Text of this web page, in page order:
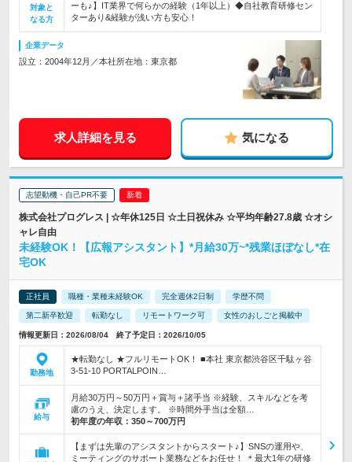
対象と
なる方
ーも♪】IT業界で何らかの経験（1年以上）◆自社教育研修セン
ターあり&経験が浅い方も安心！
企業データ
設立：2004年12月／本社所在地：東京都
求人詳細を見る 気になる
志望動機・自己PR不要
株式会社プログレス | ☆年休125日 ☆土日祝休み ☆平均年齢27.8歳 ☆オシ
ャレ自由
未経験OK！【広報アシスタント】*月給30万~*残業ほぼなし*在
宅OK
正社員 職種・業種未経験OK 完全週休2日制 学歴不問
第二新卒歓迎 転勤なし リモートワーク可 女性のおしごと掲載中
情報更新日：2026/08/04 終了予定日：2026/10/05
勤務地
★転勤なし ★フルリモートOK！ ■本社 東京都渋谷区千駄ヶ谷
3-51-10 PORTALPOIN…
給与
月給30万円～50万円＋賞与＋諸手当 ※経験、スキルなどを考
慮のうえ、決定します。 ※時間外手当は全額…
初年度の年収： 350～700万円
【まずは先輩のアシスタントからスタート♪】SNSの運用や、
ミーティングのサポート業務などをお任せ！ ＊最大1年の研修